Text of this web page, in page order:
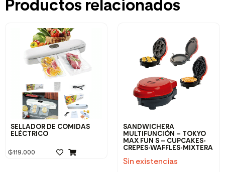
Productos relacionados
SELLADOR DE COMIDAS
ELÉCTRICO
₲119.000
SANDWICHERA
MULTIFUNCIÓN – TOKYO
MAX FUN S – CUPCAKES-
CREPES-WAFFLES-MIXTERA
Sin existencias